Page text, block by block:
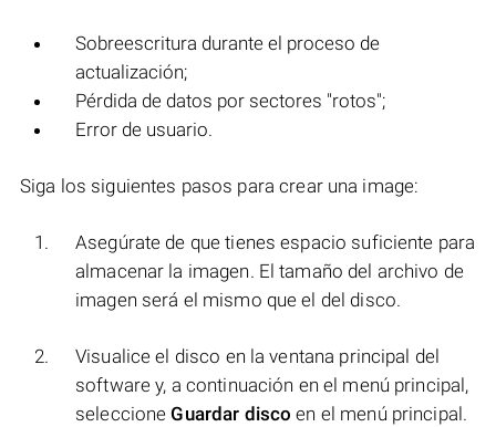
Sobreescritura durante el proceso de
actualización;
Pérdida de datos por sectores "rotos";
Error de usuario.
Siga los siguientes pasos para crear una image:
Asegúrate de que tienes espacio suficiente para
almacenar la imagen. El tamaño del archivo de
imagen será el mismo que el del disco.
Visualice el disco en la ventana principal del
software y, a continuación en el menú principal,
seleccioneGuardar disco en el menú principal.